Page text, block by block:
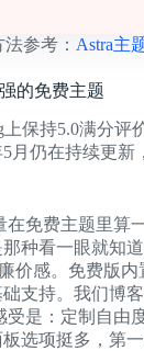
参考： Astra主
的免费主题
上保持5.0满分评
月仍在持续更新
在免费主题里算
种看一眼就知
价感。免费版
支持。我们博
受是：定制自由
选项挺多，第